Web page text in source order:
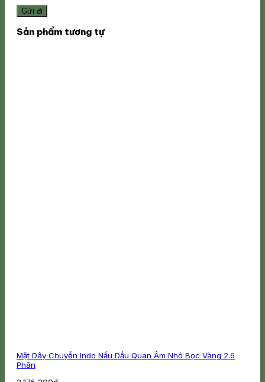
Sản phẩm tương tự
Mặt Dây Chuyền Indo Nấu Dầu Quan Âm Nhỏ Bọc Vàng 2.6
Phân